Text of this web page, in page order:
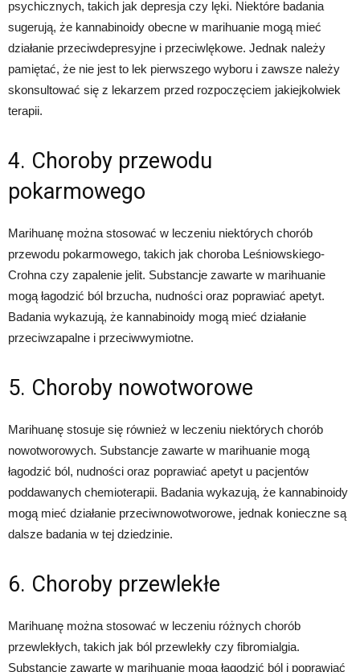
psychicznych, takich jak depresja czy lęki. Niektóre badania
sugerują, że kannabinoidy obecne w marihuanie mogą mieć
działanie przeciwdepresyjne i przeciwlękowe. Jednak należy
pamiętać, że nie jest to lek pierwszego wyboru i zawsze należy
skonsultować się z lekarzem przed rozpoczęciem jakiejkolwiek
terapii.
4. Choroby przewodu
pokarmowego
Marihuanę można stosować w leczeniu niektórych chorób
przewodu pokarmowego, takich jak choroba Leśniowskiego-
Crohna czy zapalenie jelit. Substancje zawarte w marihuanie
mogą łagodzić ból brzucha, nudności oraz poprawiać apetyt.
Badania wykazują, że kannabinoidy mogą mieć działanie
przeciwzapalne i przeciwwymiotne.
5. Choroby nowotworowe
Marihuanę stosuje się również w leczeniu niektórych chorób
nowotworowych. Substancje zawarte w marihuanie mogą
łagodzić ból, nudności oraz poprawiać apetyt u pacjentów
poddawanych chemioterapii. Badania wykazują, że kannabinoidy
mogą mieć działanie przeciwnowotworowe, jednak konieczne są
dalsze badania w tej dziedzinie.
6. Choroby przewlekłe
Marihuanę można stosować w leczeniu różnych chorób
przewlekłych, takich jak ból przewlekły czy fibromialgia.
Substancje zawarte w marihuanie mogą łagodzić ból i poprawiać